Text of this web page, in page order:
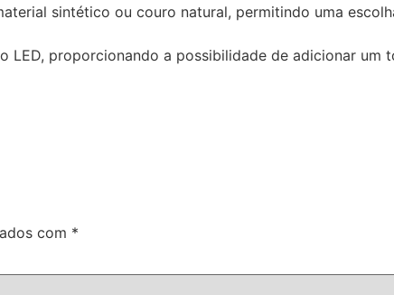
sintético ou couro natural, permitindo uma
LED, proporcionando a possibilidade de adicionar um
com *